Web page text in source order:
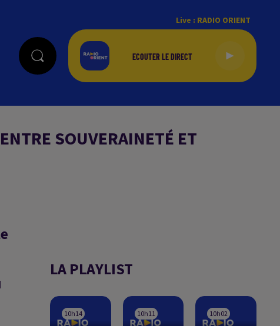
Live : RADIO ORIENT
SOUVERAINETÉ ET
LA PLAYLIST
10h14
10h14 10h11
10h11 10h02
10h02